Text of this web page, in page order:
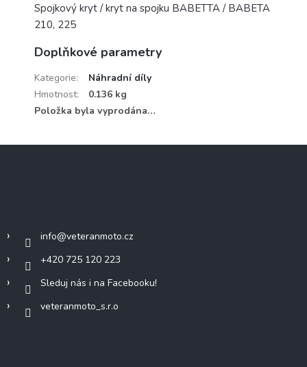
Spojkový kryt / kryt na spojku BABETTA / BABETA
210, 225
Doplňkové parametry
Kategorie:
Náhradní díly
Hmotnost:
0.136 kg
Položka byla vyprodána…
info@veteranmoto.cz
+420 725 120 223
Sleduj nás i na Facebooku!
veteranmoto_s.r.o